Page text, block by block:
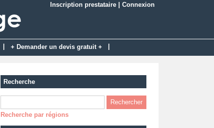
Inscription prestataire Connexion
+ Demander un devis gratuit +
Recherche
Recherche par régions